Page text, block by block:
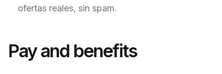
ofertas reales, sin spam.
Pay and benefits